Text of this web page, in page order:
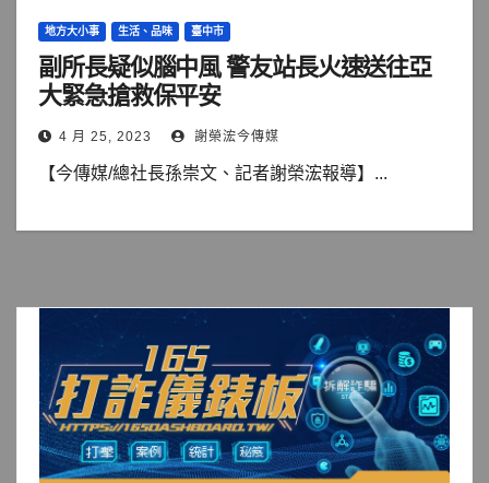
地方大小事 生活、品味 臺中市
副所長疑似腦中風 警友站長火速送往亞
大緊急搶救保平安
4 月 25, 2023 謝榮浤今傳媒
【今傳媒/總社長孫崇文、記者謝榮浤報導】...